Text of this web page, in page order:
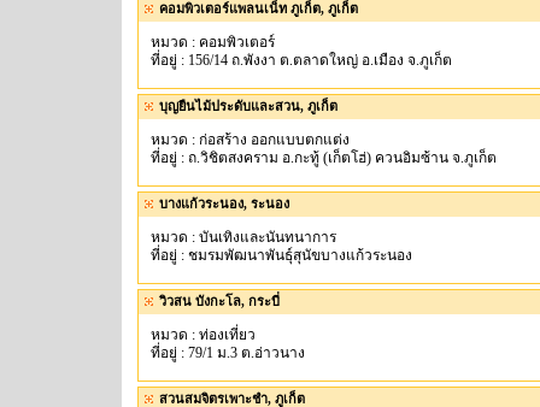
คอมพิวเตอร์แพลนเน็ท ภูเก็ต, ภูเก็ต
หมวด : คอมพิวเตอร์
ที่อยู่ : 156/14 ถ.พังงา ต.ตลาดใหญ่ อ.เมือง จ.ภูเก็ต
บุญยืนไม้ประดับและสวน, ภูเก็ต
หมวด : ก่อสร้าง ออกแบบตกแต่ง
ที่อยู่ : ถ.วิชิตสงคราม อ.กะทู้ (เก็ตโฮ่) ควนอิมซ้าน จ.ภูเก็ต
บางแก้วระนอง, ระนอง
หมวด : บันเทิงและนันทนาการ
ที่อยู่ : ชมรมพัฒนาพันธุ์สุนัขบางแก้วระนอง
วิวสน บังกะโล, กระบี่
หมวด : ท่องเที่ยว
ที่อยู่ : 79/1 ม.3 ต.อ่าวนาง
สวนสมจิตรเพาะชำ, ภูเก็ต